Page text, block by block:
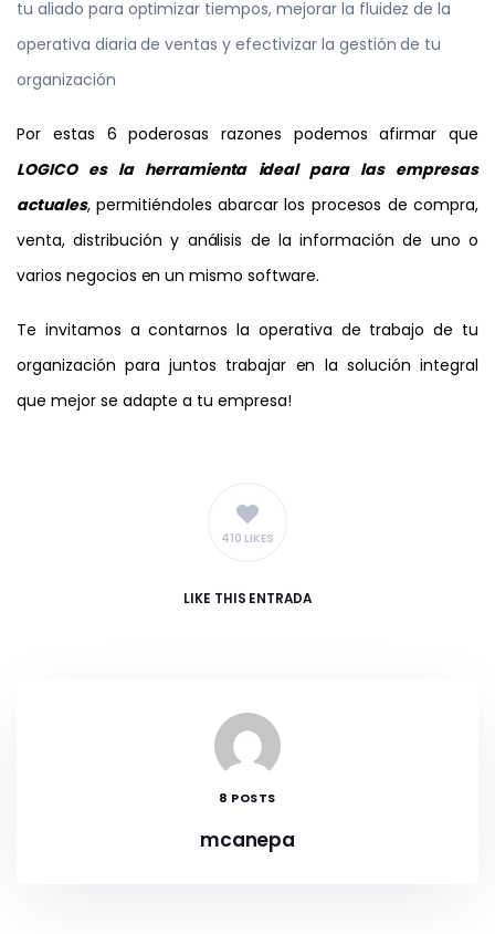
tu aliado para optimizar tiempos, mejorar la fluidez de la
operativa diaria de ventas y efectivizar la gestión de tu
organización
Por estas 6 poderosas razones podemos afirmar que
LOGICO es la herramienta ideal para las empresas
actuales, permitiéndoles abarcar los procesos de compra,
venta, distribución y análisis de la información de uno o
varios negocios en un mismo software.
Te invitamos a contarnos la operativa de trabajo de tu
organización para juntos trabajar en la solución integral
que mejor se adapte a tu empresa!
410 LIKES
LIKE THIS ENTRADA
8 POSTS
mcanepa